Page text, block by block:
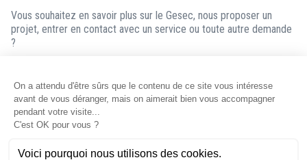
Vous souhaitez en savoir plus sur le Gesec, nous proposer un
projet, entrer en contact avec un service ou toute autre demande
?
répondre dans les meilleurs délais.